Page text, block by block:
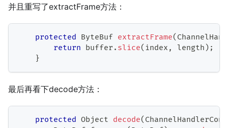
并且重写了extractFrame方法：
protected ByteBuf extractFrame(
return buffer . slice( index , length ) ;
}
最后再看下decode方法：
protected Object decode(